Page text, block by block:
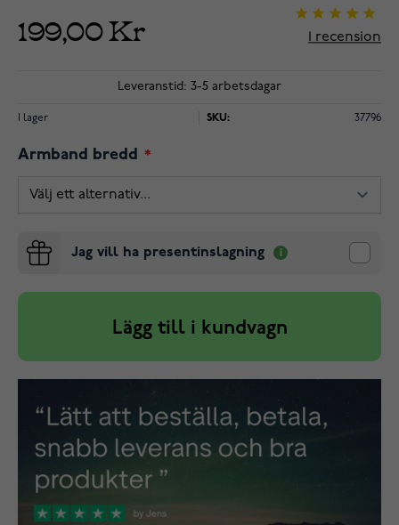
199,00 Kr 1 recension
Leveranstid: 3-5 arbetsdagar
I lager SKU: 37796
Armband bredd
Jag vill ha presentinslagning
Lägg till i kundvagn